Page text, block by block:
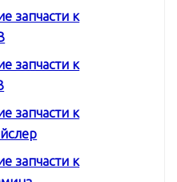
запчасти к
запчасти к
запчасти к
запчасти к